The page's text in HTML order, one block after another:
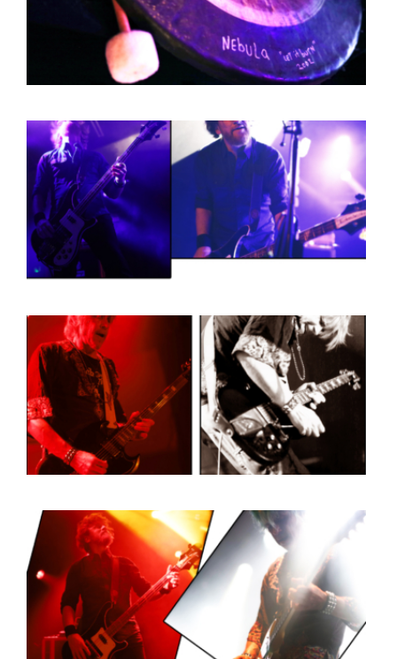
BOB DE VRIES
RICHARD POSTMA
SASKIA LUDDEN
ANNA HIEP
MARTSEN HUT
ARSEN TSKHAY
ERYN BOSMA
ESTHER
ELINE KAMMINGA
KAREN SAAMAN